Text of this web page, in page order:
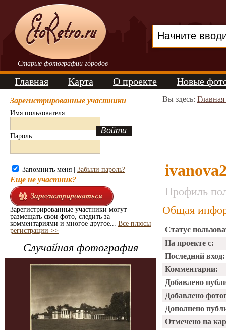
Старые фотографии городов
Главная Карта О проекте Новые
Зарегистрированные участники
Имя пользователя:
Пароль:
Запомнить меня | Забыли пароль?
Еще не участник?
Зарегистрированные участники могут
размещать свои фото, следить за
комментариями и многое другое... Все плюсы
регистрации >>
Случайная фотография
Вы здесь:
Профиль
Общая
Статус
На проекте с:
Последний вход:
Комментарии:
Добавлено
Добавлено
Дополнено
Отмечено на